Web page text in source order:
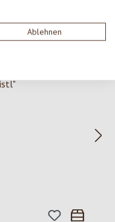
Ablehnen